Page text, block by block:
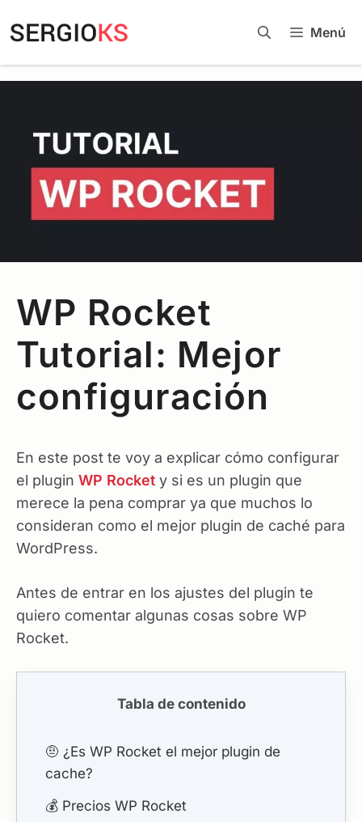
Menú
WP Rocket
Tutorial: Mejor
configuración
En este post te voy a explicar cómo configurar
el plugin WP Rocket y si es un plugin que
merece la pena comprar ya que muchos lo
consideran como el mejor plugin de caché para
WordPress.
Antes de entrar en los ajustes del plugin te
quiero comentar algunas cosas sobre WP
Rocket.
Tabla de contenido
🤨 ¿Es WP Rocket el mejor plugin de
cache?
💰 Precios WP Rocket